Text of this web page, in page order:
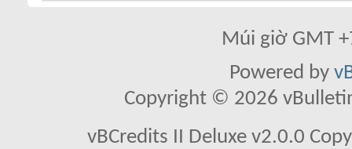
Múi giờ GMT
Powered by
Copyright © 2026
vBCredits II Deluxe v2.0.0